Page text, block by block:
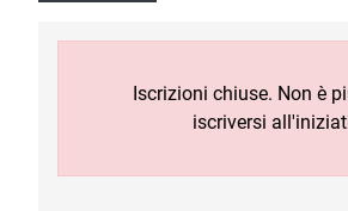
Iscrizioni chiuse. Non è
iscriversi